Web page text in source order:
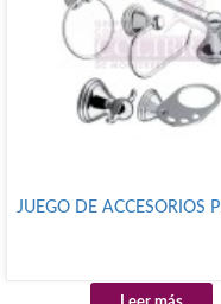
JUEGO DE ACCESORIOS